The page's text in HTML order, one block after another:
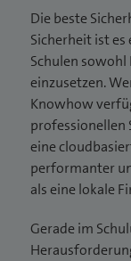
Eine
einfach
Service
Die
Die
höher
damit
kann
abdecken.
im Regel-
Anbieter
kann die
Die beste
Sicherheit ist
Schulen
einzusetzen.
Knowhow
professionellen
eine
performanter
als eine lokale
Gerade im